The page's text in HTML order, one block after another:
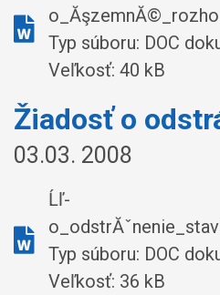
Typ súboru: DOC
Veľkosť: 40 kB
Žiadosť o
03.03. 2008
Ĺľ-
Typ súboru: DOC
Veľkosť: 36 kB